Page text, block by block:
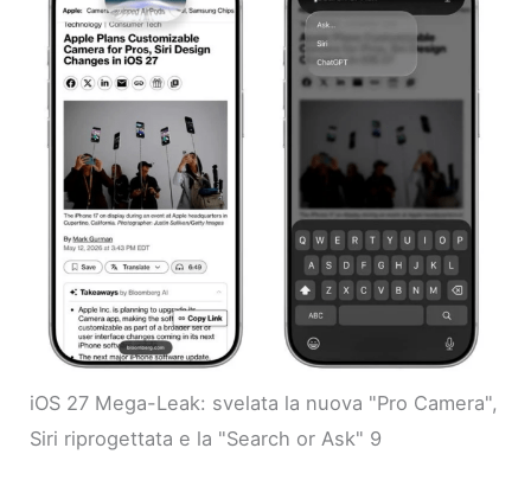
iOS 27 Mega-Leak: svelata la nuova "Pro Camera",
Siri riprogettata e la "Search or Ask" 9